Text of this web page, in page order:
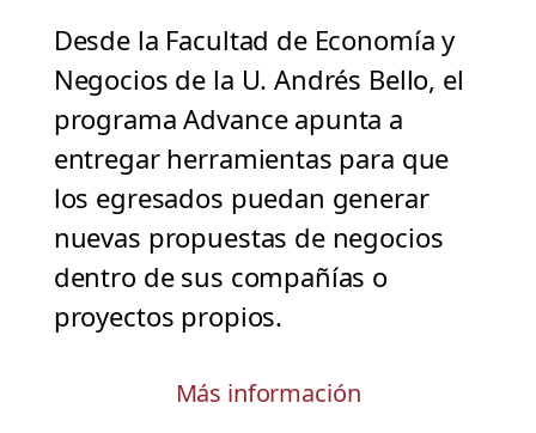
Desde la Facultad de Economía y
Negocios de la U. Andrés Bello, el
programa Advance apunta a
entregar herramientas para que
los egresados puedan generar
nuevas propuestas de negocios
dentro de sus compañías o
proyectos propios.
Más información